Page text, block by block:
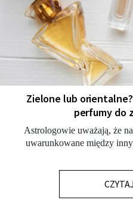
Zielone lub
perfumy do
Astrologowie uważają, że
uwarunkowane między